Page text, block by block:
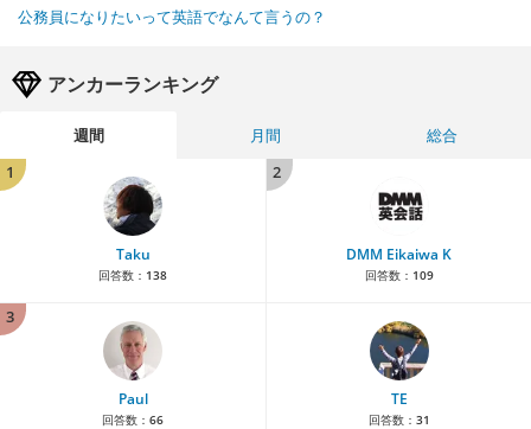
公務員になりたいって英語でなんて言うの？
アンカーランキング
週間 月間
総合
1
Taku
回答数： 138
2
DMM Eikaiwa K
回答数： 109
3
Paul
回答数： 66
TE
回答数： 31